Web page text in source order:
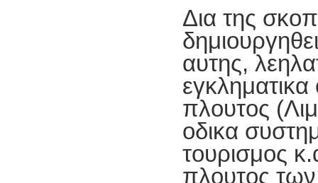
Δια της
αυτης,
πλουτος
οδικα
τουρισμος
πλουτος